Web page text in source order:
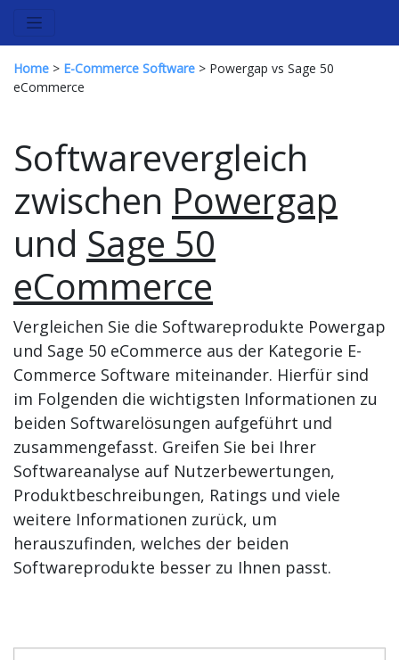
Home > E-Commerce Software > Powergap vs Sage 50
eCommerce
Softwarevergleich
zwischen Powergap
und Sage 50
eCommerce
Vergleichen Sie die Softwareprodukte Powergap
und Sage 50 eCommerce aus der Kategorie E-
Commerce Software miteinander. Hierfür sind
im Folgenden die wichtigsten Informationen zu
beiden Softwarelösungen aufgeführt und
zusammengefasst. Greifen Sie bei Ihrer
Softwareanalyse auf Nutzerbewertungen,
Produktbeschreibungen, Ratings und viele
weitere Informationen zurück, um
herauszufinden, welches der beiden
Softwareprodukte besser zu Ihnen passt.